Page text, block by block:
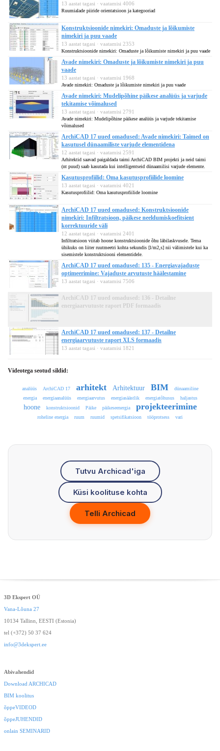
13 aastat tagasi · vaatamisi 4006
Ruumialade piiride orientatsioon ja kategooriad
Konstruktsioonide nimekiri: Omaduste ja lõikumiste
nimekiri ja puu vaade
13 aastat tagasi · vaatamisi 2353
Konstruktsioonide nimekiri: Omaduste ja lõikumiste nimekiri ja puu vaade
Avade nimekiri: Omaduste ja lõikumiste nimekiri ja puu
vaade
13 aastat tagasi · vaatamisi 1968
Avade nimekiri: Omaduste ja lõikumiste nimekiri ja puu vaade
Avade nimekiri: Mudelipõhine päikese analüüs ja varjude
tekitamise võimalused
13 aastat tagasi · vaatamisi 2791
Avade nimekiri: Mudelipõhine päikese analüüs ja varjude tekitamise
võimalused
ArchiCAD 17 uued omadused: Avade nimekiri: Taimed on
kasutusel dünaamiliste varjude elementidena
12 aastat tagasi · vaatamisi 2591
Arhitektid saavad paigaldada taimi ArchiCAD BIM projekti ja neid taimi
(nt puud) saab kasutada kui intelligentseid dünaamilisi varjude elemente.
Kasutusprofiilid: Oma kasutusprofiilide loomine
13 aastat tagasi · vaatamisi 4021
Kasutusprofiilid: Oma kasutusprofiilide loomine
ArchiCAD 17 uued omadused: Konstruktsioonide
nimekiri: Infiltratsioon, päikese neeldumiskoefitsient
korrektuuride väli
12 aastat tagasi · vaatamisi 2401
Infiltratsioon viitab hoone konstruktsioonide õhu läbilaskvusele. Tema
ühikuks on liiter ruutmeetri kohta sekundis [l/m2,s] nii välimistele kui ka
sisemistele konstruktsiooni elementidele.
ArchiCAD 17 uued omadused: 135 - Energiavajaduste
optimeerimine: Vajaduste arvutuste häälestamine
13 aastat tagasi · vaatamisi 7506
ArchiCAD 17 uued omadused: 136 - Detailne
energiaarvutuste raport PDF formaadis
ArchiCAD 17 uued omadused: 137 - Detailne
energiaarvutuste raport XLS formaadis
13 aastat tagasi · vaatamisi 1821
Videotega seotud sildid:
analüüs ArchiCAD 17 arhitekt Arhitektuur BIM
dünaamiline
energia
energiaanalüüs energiaarvutus energiasäästlik energiatõhusus haljastus
hoone konstruktsioonid Päike päikeseenergia projekteerimine
roheline energia ruum ruumid spetsifikatsioon tööprotsess vari
Tutvu Archicad'iga
Küsi koolituse kohta
Telli Archicad
3D Ekspert OÜ
Vana-Lõuna 27
10134 Tallinn, EESTI (Estonia)
tel (+372) 50 37 624
info@3dekspert.ee
Abivahendid
Download ARCHICAD
BIM koolitus
õppeVIDEOD
õppeJUHENDID
onlain SEMINARID